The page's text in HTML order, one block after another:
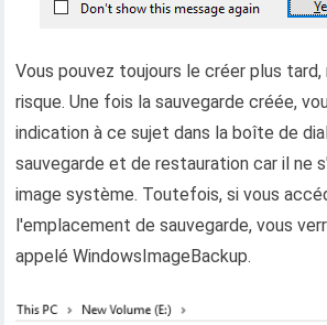
Vous pouvez toujours le créer plus tard,
risque. Une fois la sauvegarde créée,
indication à ce sujet dans la boîte de
sauvegarde et de restauration car il ne
image système. Toutefois, si vous
l'emplacement de sauvegarde, vous
appelé WindowsImageBackup.